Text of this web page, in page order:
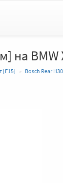
на BMW
[F15] Bosch Rear